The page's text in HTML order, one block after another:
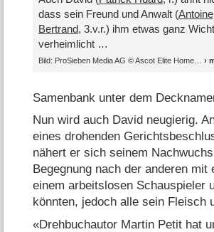
dass sein Freund und Anwalt (Antoine
Bertrand, 3.v.r.) ihm etwas ganz
verheimlicht …
Bild: ProSieben Media AG © Ascot Elite Home
Samenbank unter dem
Nun wird auch David neugierig.
eines drohenden
nähert er sich seinem
Begegnung nach der anderen
einem arbeitslosen Schauspieler
könnten, jedoch alle sein Fleisch
«Drehbuchautor Martin Petit hat